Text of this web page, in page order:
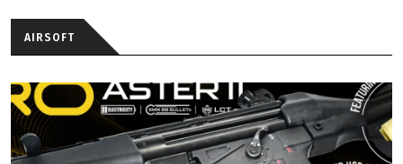
AIRSOFT